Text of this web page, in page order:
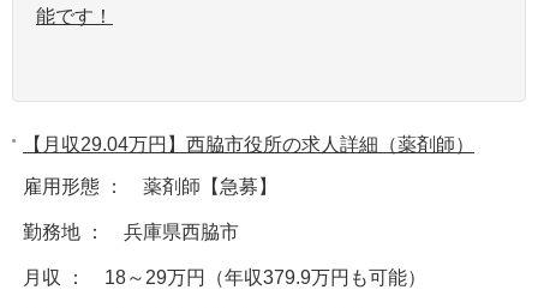
能です！
【月収29.04万円】西脇市役所の求人詳細（薬剤師）
雇用形態 ： 薬剤師【急募】
勤務地 ： 兵庫県西脇市
月収 ： 18～29万円（年収379.9万円も可能）